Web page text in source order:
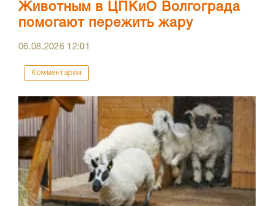
Животным в ЦПКиО Волгограда
помогают пережить жару
06.08.2026 12:01
Комментарии